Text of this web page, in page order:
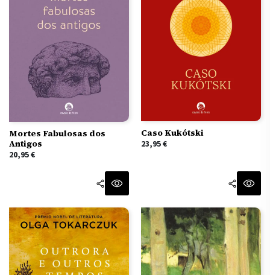
Mortes Fabulosas dos
Antigos
20,95€
Caso Kukótski
23,95€